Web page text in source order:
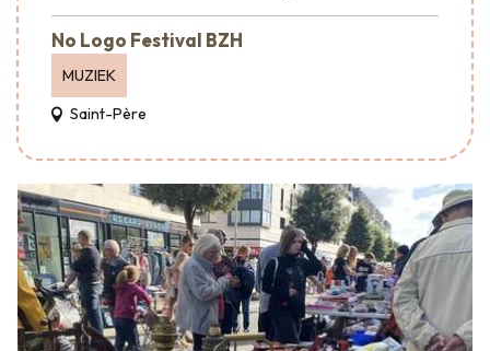
No Logo Festival BZH
MUZIEK
Saint-Père